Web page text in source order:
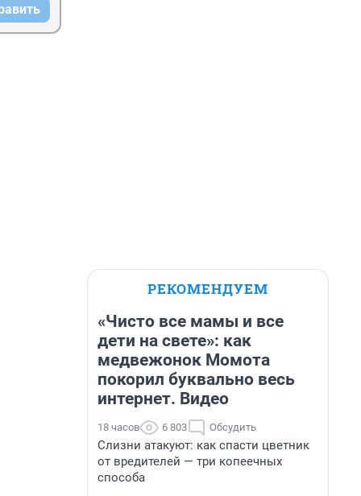
РЕКОМЕНДУЕМ
«Чисто все мамы и все
дети на свете»: как
медвежонок Момота
покорил буквально весь
интернет. Видео
18 часов 6 803 Обсудить
Слизни атакуют: как спасти цветник
от вредителей — три копеечных
способа